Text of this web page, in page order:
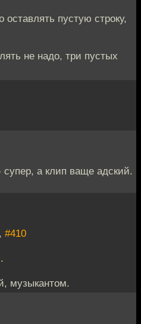
пустую строку,
не надо, три пустых
а клип ваще адский.
#410
музыкантом.